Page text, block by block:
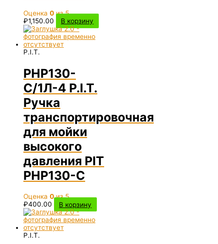
Оценка 0 из 5
₽1,150.00 В корзину
P.I.T.
PHP130-
C/1Л-4 P.I.T.
Ручка
транспортировочная
для мойки
высокого
давления PIT
PHP130-C
Оценка 0из 5
₽400.00 В корзину
P.I.T.